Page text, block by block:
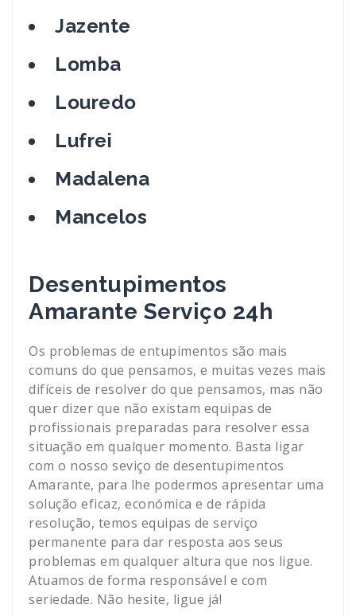
Jazente
Lomba
Louredo
Lufrei
Madalena
Mancelos
Desentupimentos
Amarante Serviço 24h
Os problemas de entupimentos são mais
comuns do que pensamos, e muitas vezes mais
difíceis de resolver do que pensamos, mas não
quer dizer que não existam equipas de
profissionais preparadas para resolver essa
situação em qualquer momento. Basta ligar
com o nosso seviço de desentupimentos
Amarante, para lhe podermos apresentar uma
solução eficaz, económica e de rápida
resolução, temos equipas de serviço
permanente para dar resposta aos seus
problemas em qualquer altura que nos ligue.
Atuamos de forma responsável e com
seriedade. Não hesite, ligue já!